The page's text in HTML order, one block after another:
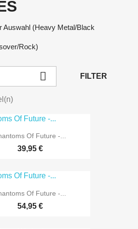
Auswahl (Heavy Metal/Black
Rock)
 FILTER
Of Future -...
39,95 €
Of Future -...
54,95 €